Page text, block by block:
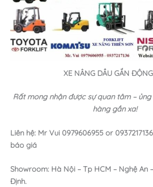
XE NÂNG DẦU GẮN
Rất mong nhận được sự quan tâm –
hàng gần xa!
Liên hệ: Mr Vui 0979606955 or
báo giá
Showroom: Hà Nội – Tp HCM – Nghệ An
Định.